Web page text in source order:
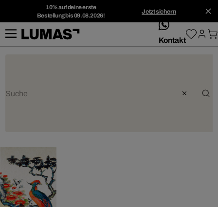
10% auf deine erste
Bestellung bis 09.08.2026!
Jetzt sichern
whatsApp
Kontakt